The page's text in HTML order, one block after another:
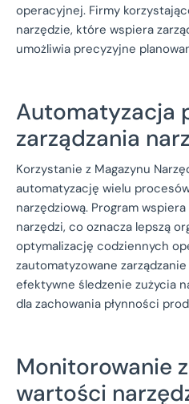
operacyjnej. Firmy
narzędzie, które wspiera
umożliwia precyzyjne
Automatyzacja
zarządzania
Korzystanie z Magazynu
automatyzację wielu
narzędziową. Program
narzędzi, co oznacza lepszą
optymalizację codziennych
zautomatyzowane
efektywne śledzenie zużycia
dla zachowania płynności
Monitorowanie
wartości